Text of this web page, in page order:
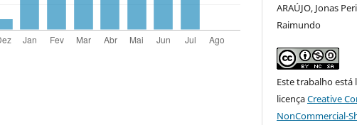
ARAÚJO, Jonas
Raimundo
Este trabalho está
licençaCreative
NonCommercial-